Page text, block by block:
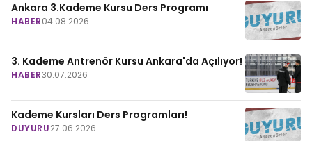
Ankara 3.Kademe Kursu Ders Programı
HABER04.08.2026
3. Kademe Antrenör Kursu Ankara'da Açılıyor!
HABER30.07.2026
Kademe Kursları Ders Programları!
DUYURU27.06.2026